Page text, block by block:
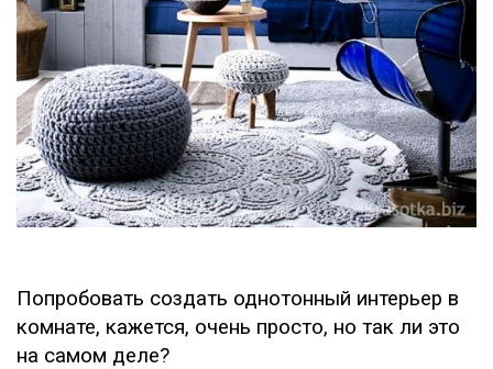
Попробовать создать однотонный интерьер в
комнате, кажется, очень просто, но так ли это
на самом деле?